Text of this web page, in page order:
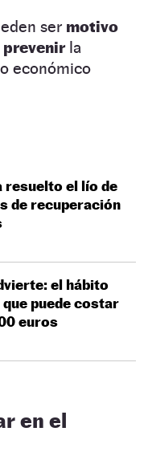
ser motivo
prevenir la
económico
resuelto el lío de
de recuperación
el hábito
puede costar
euros
en el